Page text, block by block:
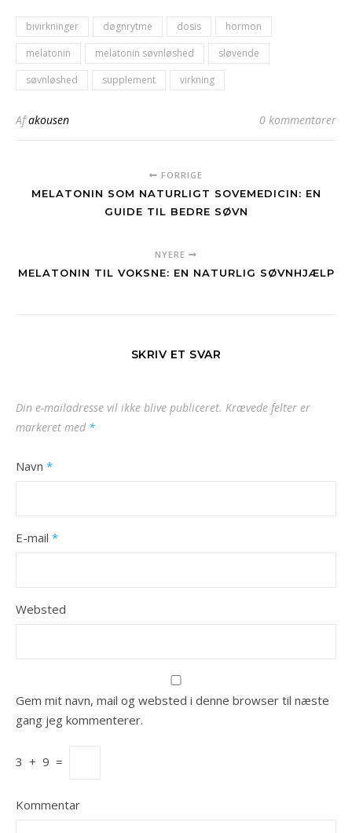
bivirkninger døgnrytme dosis
hormon
melatonin
melatonin søvnløshed
sløvende
søvnløshed
supplement virkning
Afakousen 0 kommentarer
FORRIGE
MELATONIN SOM NATURLIGT SOVEMEDICIN: EN
GUIDE TIL BEDRE SØVN
NYERE
MELATONIN TIL VOKSNE: EN NATURLIG SØVNHJÆLP
SKRIV ET SVAR
Din e-mailadresse vil ikke blive publiceret. Krævede felter er
markeret med *
Navn *
E-mail *
Websted
Gem mit navn, mail og websted i denne browser til næste
gang jeg kommenterer.
3 + 9 =
Kommentar